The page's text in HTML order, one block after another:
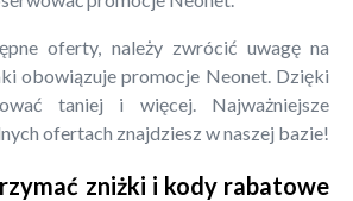
oferty, należy zwrócić uwagę na
obowiązuje promocje Neonet. Dzięki
taniej i więcej. Najważniejsze
ofertach znajdziesz w naszej bazie!
zniżki i kody rabatowe